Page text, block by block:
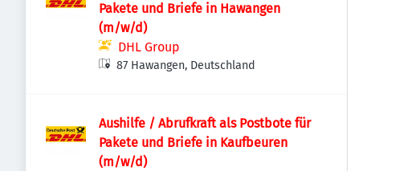
Pakete und Briefe in Hawangen
(m/w/d)
DHL Group
87 Hawangen, Deutschland
Aushilfe / Abrufkraft als Postbote für
Pakete und Briefe in Kaufbeuren
(m/w/d)